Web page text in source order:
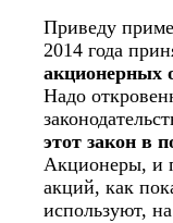
Приведу
2014 года
акционерных
Надо
этот закон в
Акционеры, и
акций, как
используют,